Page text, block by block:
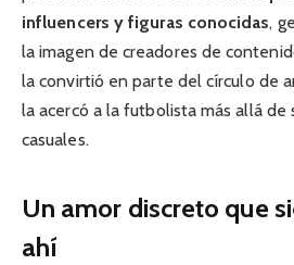
influencers y figuras conocidas,
la imagen de creadores de
la convirtió en parte del círculo de
la acercó a la futbolista más allá de
casuales.
Un amor discreto que
ahí